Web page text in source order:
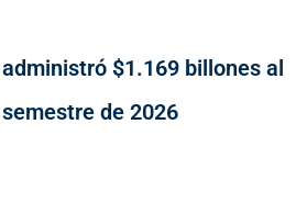
$1.169 billones al
de 2026